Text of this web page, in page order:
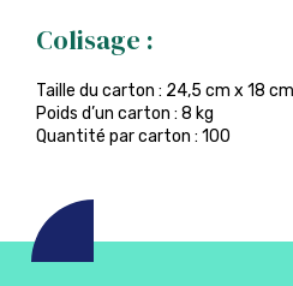
Colisage :
Taille du carton : 24,5 cm x 18
Poids d’un carton : 8 kg
Quantité par carton : 100